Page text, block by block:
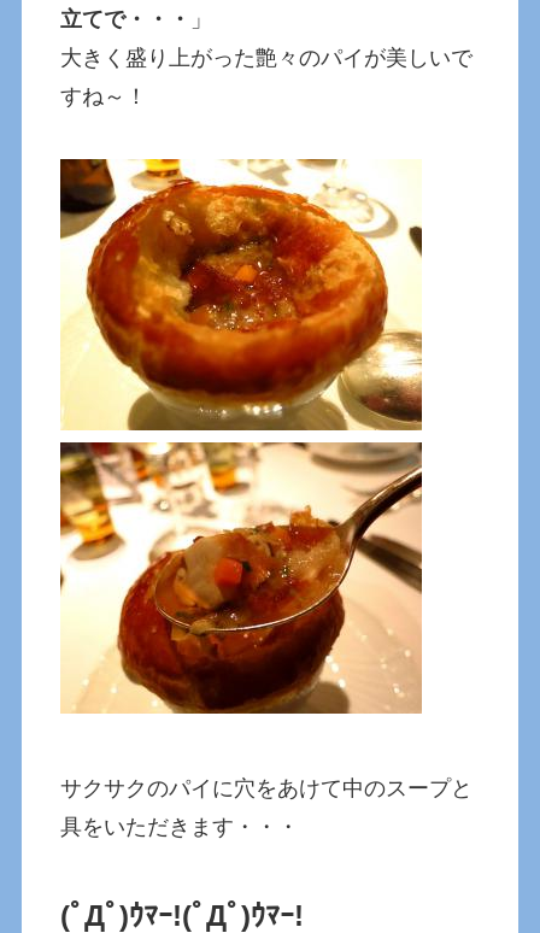
立てで・・・ 」
大きく盛り上がった艶々のパイが美しいで
すね～！
サクサクのパイに穴をあけて中のスープと
具をいただきます・・・
(ﾟДﾟ)ｳﾏｰ!(ﾟДﾟ)ｳﾏｰ!